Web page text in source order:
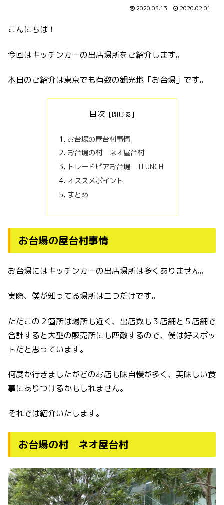
2020.03.13 2020.02.01
こんにちは！
今回はキッチンカーの出店場所をご紹介します。
本日のご紹介は東京でも有数の観光地「お台場」です。
目次
お台場の屋台村事情
お台場の村 ネオ屋台村
トレードピアお台場 TLUNCH
オススメポイント
まとめ
お台場の屋台村事情
お台場にはキッチンカーの出店場所は多くありません。
実際、僕が知ってる場所は二つだけです。
ただこの２箇所は場所も近く、出店数も３店舗と５店舗で
合計すると大型の販売所にも匹敵するので、僕は好スポッ
トだと思っています。
何度か行きましたがどのお店も味自慢が多く、美味しい食
事にありつけるかもしれません。
それでは紹介いたします。
お台場の村 ネオ屋台村